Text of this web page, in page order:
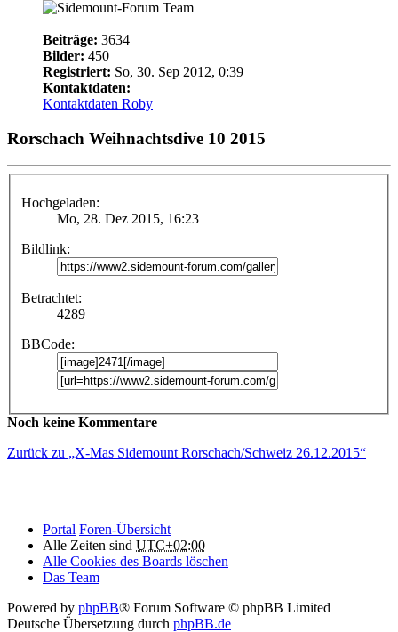
Beiträge: 3634
Bilder: 450
Registriert: So, 30. Sep 2012, 0:39
Kontaktdaten:
Kontaktdaten Roby
Rorschach Weihnachtsdive 10 2015
Hochgeladen:
Mo, 28. Dez 2015, 16:23
Bildlink:
Betrachtet:
4289
BBCode:
Noch keine Kommentare
Zurück zu „X-Mas Sidemount Rorschach/Schweiz 26.12.2015“
Portal Foren-Übersicht
Alle Zeiten sind UTC+02:00
Alle Cookies des Boards löschen
Das Team
Powered by phpBB® Forum Software © phpBB Limited
Deutsche Übersetzung durch phpBB.de